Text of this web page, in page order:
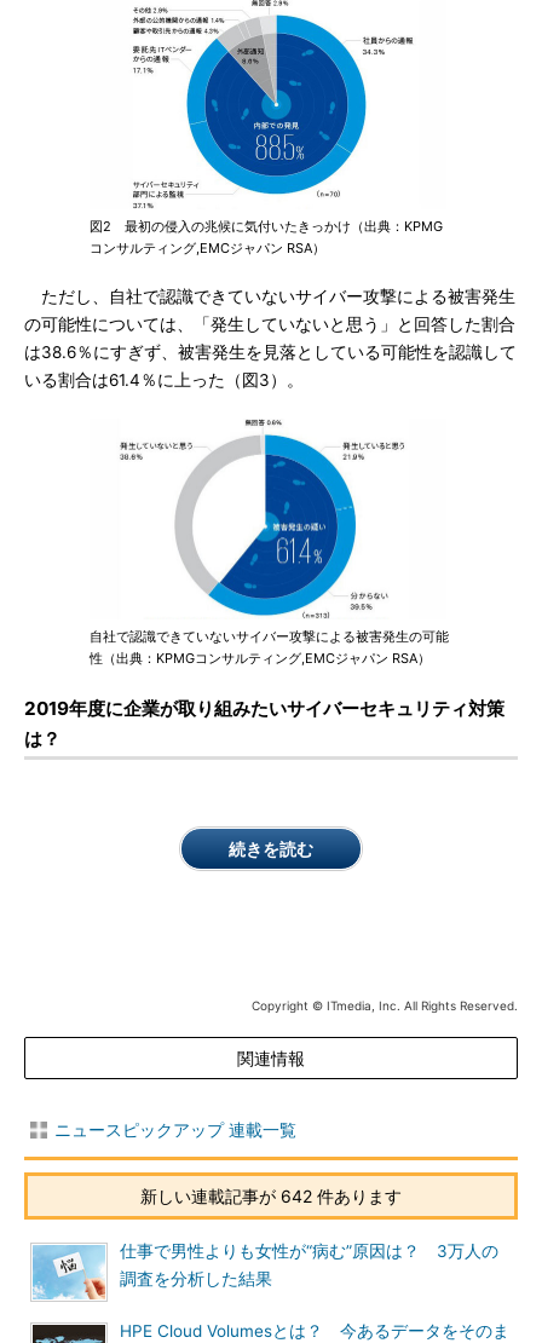
図2 最初の侵入の兆候に気付いたきっかけ（出典：KPMG
コンサルティング,EMCジャパン RSA）
ただし、自社で認識できていないサイバー攻撃による被害発生
の可能性については、「発生していないと思う」と回答した割合
は38.6％にすぎず、被害発生を見落としている可能性を認識して
いる割合は61.4％に上った（図3）。
自社で認識できていないサイバー攻撃による被害発生の可能
性（出典：KPMGコンサルティング,EMCジャパン RSA）
2019年度に企業が取り組みたいサイバーセキュリティ対策
は？
続きを読む
Copyright © ITmedia, Inc. All Rights Reserved.
関連情報
ニュースピックアップ 連載一覧
新しい連載記事が 642 件あります
仕事で男性よりも女性が“病む”原因は？ 3万人の
調査を分析した結果
HPE Cloud Volumesとは？ 今あるデータをそのま